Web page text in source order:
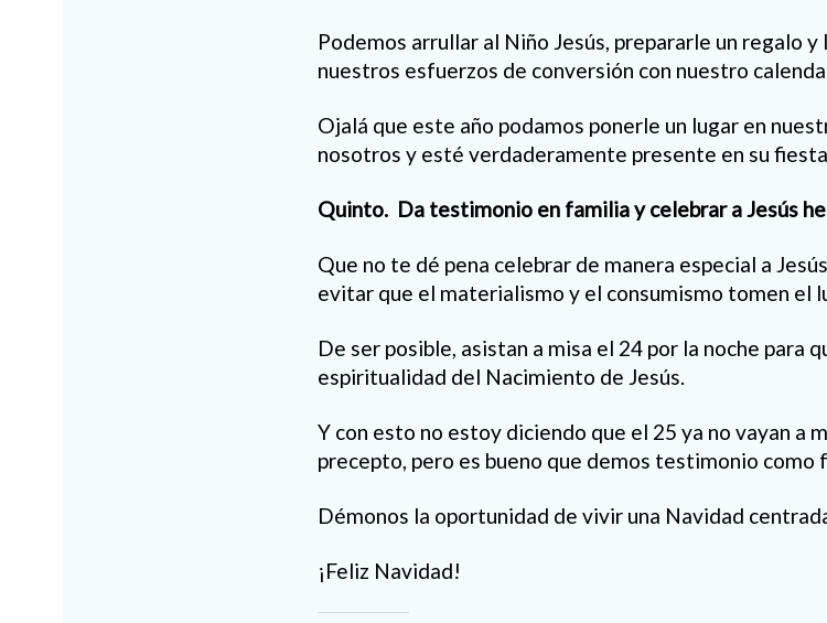
Podemos arrullar al Niño Jesús, prepararle un regalo
nuestros esfuerzos de conversión con nuestro
Ojalá que este año podamos ponerle un lugar en
nosotros y esté verdaderamente presente en su
Quinto. Da testimonio en familia y celebrar a Jesús
Que no te dé pena celebrar de manera especial a
evitar que el materialismo y el consumismo tomen el
De ser posible, asistan a misa el 24 por la noche para
espiritualidad del Nacimiento de Jesús.
Y con esto no estoy diciendo que el 25 ya no vayan a
precepto, pero es bueno que demos testimonio como
Démonos la oportunidad de vivir una Navidad
¡Feliz Navidad!